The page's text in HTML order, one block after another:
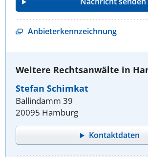
Anbieterkennzeichnung
Weitere Rechtsanwälte in
Stefan Schimkat
Ballindamm 39
20095 Hamburg
Kontaktdaten